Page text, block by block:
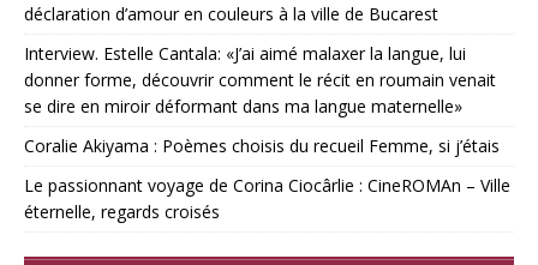
déclaration d’amour en couleurs à la ville de Bucarest
Interview. Estelle Cantala: «J’ai aimé malaxer la langue, lui
donner forme, découvrir comment le récit en roumain venait
se dire en miroir déformant dans ma langue maternelle»
Coralie Akiyama : Poèmes choisis du recueil Femme, si j’étais
Le passionnant voyage de Corina Ciocârlie : CineROMAn – Ville
éternelle, regards croisés